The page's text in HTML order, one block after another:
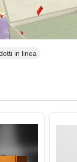
in linea